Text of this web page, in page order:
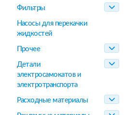
Фильтры
Насосы для перекачки
жидкостей
Прочее
Детали
электросамокатов и
электротранспорта
Расходные материалы